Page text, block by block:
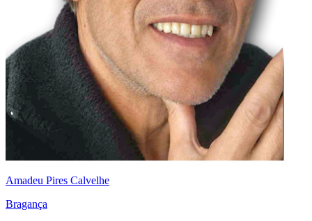
Amadeu Pires Calvelhe
Bragança